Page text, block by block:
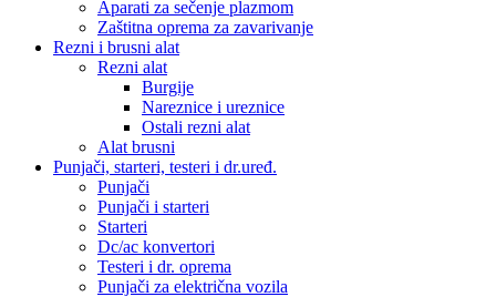
Aparati za sečenje plazmom
Zaštitna oprema za zavarivanje
Rezni i brusni alat
Rezni alat
Burgije
Nareznice i ureznice
Ostali rezni alat
Alat brusni
Punjači, starteri, testeri i dr.uređ.
Punjači
Punjači i starteri
Starteri
Dc/ac konvertori
Testeri i dr. oprema
Punjači za električna vozila